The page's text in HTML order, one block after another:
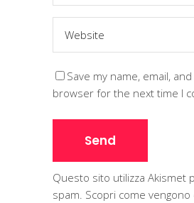
Save my name, email,
browser for the next time I
Questo sito utilizza Akismet
spam. Scopri come